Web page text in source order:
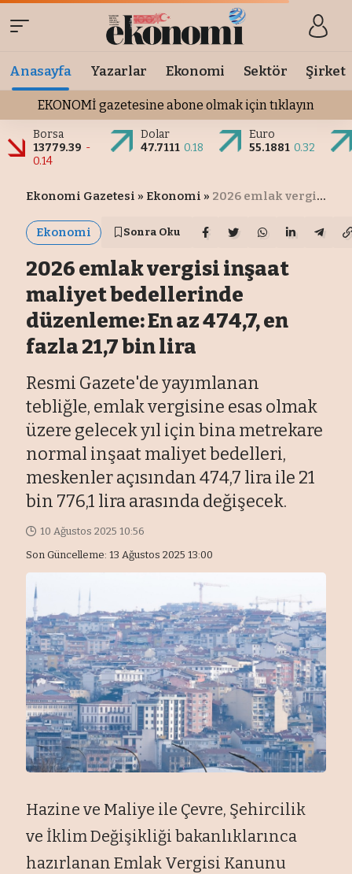
Anasayfa Yazarlar Ekonomi Sektör Şirket
EKONOMİ gazetesine abone olmak için tıklayın
Borsa
13779.39 -
0.14
Dolar
47.7111 0.18
Euro
55.1881 0.32
Ekonomi Gazetesi » Ekonomi » 2026 emlak vergisi inşaat maliyet bedellerinde düzenleme: En az 474,7, en fazla 21,7 bin lira
Ekonomi Sonra Oku
2026 emlak vergisi inşaat
maliyet bedellerinde
düzenleme: En az 474,7, en
fazla 21,7 bin lira
Resmi Gazete'de yayımlanan
tebliğle, emlak vergisine esas olmak
üzere gelecek yıl için bina metrekare
normal inşaat maliyet bedelleri,
meskenler açısından 474,7 lira ile 21
bin 776,1 lira arasında değişecek.
Son Güncelleme: 13 Ağustos 2025 13:00
10 Ağustos 2025 10:56
Hazine ve Maliye ile Çevre, Şehircilik
ve İklim Değişikliği bakanlıklarınca
hazırlanan Emlak Vergisi Kanunu